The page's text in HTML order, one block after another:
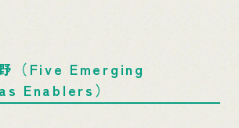
（Five Emerging
Enablers）